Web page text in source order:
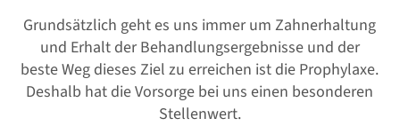
Grundsätzlich geht es uns immer um Zahnerhaltung
und Erhalt der Behandlungsergebnisse und der
beste Weg dieses Ziel zu erreichen ist die Prophylaxe.
Deshalb hat die Vorsorge bei uns einen besonderen
Stellenwert.